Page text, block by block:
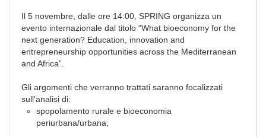
Il 5 novembre, dalle ore 14:00, SPRING organizza un
evento internazionale dal titolo “What bioeconomy for the
next generation? Education, innovation and
entrepreneurship opportunities across the Mediterranean
and Africa”.
Gli argomenti che verranno trattati saranno focalizzati
sull'analisi di:
spopolamento rurale e bioeconomia
periurbana/urbana;